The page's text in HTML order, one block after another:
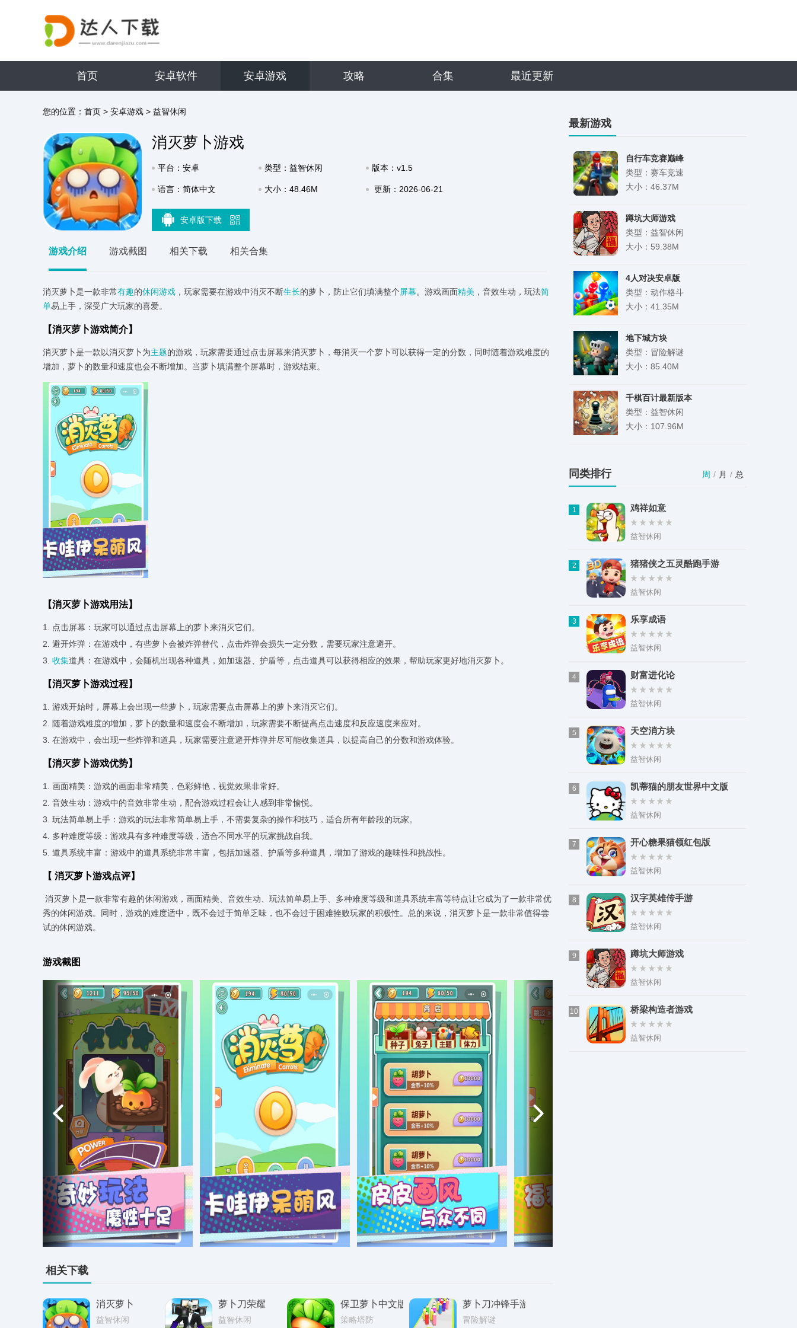
首页 安卓软件 安卓游戏 攻略 合集 最近更新
您的位置： 首页 > 安卓游戏 > 益智休闲
消灭萝卜游戏
平台：安卓 类型：益智休闲 版本：v1.5
语言：简体中文 大小：48.46M 更新：2026-06-21
安卓版下载
游戏介绍 游戏截图 相关下载 相关合集
消灭萝卜是一款非常有趣的休闲游戏 ，玩家需要在游戏中消灭不断生长的萝卜，防止它们填满整个屏幕。游戏画面精美 ，音效生动，玩法简
单易上手，深受广大玩家的喜爱。
【消灭萝卜游戏简介】
消灭萝卜是一款以消灭萝卜为主题的游戏，玩家需要通过点击屏幕来消灭萝卜，每消灭一个萝卜可以获得一定的分数，同时随着游戏难度的
增加，萝卜的数量和速度也会不断增加。当萝卜填满整个屏幕时，游戏结束。
【消灭萝卜游戏用法】
1. 点击屏幕：玩家可以通过点击屏幕上的萝卜来消灭它们。
2. 避开炸弹：在游戏中，有些萝卜会被炸弹替代，点击炸弹会损失一定分数，需要玩家注意避开。
3. 收集道具：在游戏中，会随机出现各种道具，如加速器、护盾等，点击道具可以获得相应的效果，帮助玩家更好地消灭萝卜。
【消灭萝卜游戏过程】
1. 游戏开始时，屏幕上会出现一些萝卜，玩家需要点击屏幕上的萝卜来消灭它们。
2. 随着游戏难度的增加，萝卜的数量和速度会不断增加，玩家需要不断提高点击速度和反应速度来应对。
3. 在游戏中，会出现一些炸弹和道具，玩家需要注意避开炸弹并尽可能收集道具，以提高自己的分数和游戏体验。
【消灭萝卜游戏优势】
1. 画面精美：游戏的画面非常精美，色彩鲜艳，视觉效果非常好。
2. 音效生动：游戏中的音效非常生动，配合游戏过程会让人感到非常愉悦。
3. 玩法简单易上手：游戏的玩法非常简单易上手，不需要复杂的操作和技巧，适合所有年龄段的玩家。
4. 多种难度等级：游戏具有多种难度等级，适合不同水平的玩家挑战自我。
5. 道具系统丰富：游戏中的道具系统非常丰富，包括加速器、护盾等多种道具，增加了游戏的趣味性和挑战性。
【 消灭萝卜游戏点评】
消灭萝卜是一款非常有趣的休闲游戏，画面精美、音效生动、玩法简单易上手、多种难度等级和道具系统丰富等特点让它成为了一款非常优
秀的休闲游戏。同时，游戏的难度适中，既不会过于简单乏味，也不会过于困难挫败玩家的积极性。总的来说，消灭萝卜是一款非常值得尝
试的休闲游戏。
游戏截图
相关下载
消灭萝卜
益智休闲
萝卜刀荣耀
益智休闲
保卫萝卜中文版
策略塔防
萝卜刀冲锋手游
冒险解谜
最新游戏
自行车竞赛巅峰
类型：赛车竞速
大小：46.37M
蹲坑大师游戏
类型：益智休闲
大小：59.38M
4人对决安卓版
类型：动作格斗
大小：41.35M
地下城方块
类型：冒险解谜
大小：85.40M
千棋百计最新版本
类型：益智休闲
大小：107.96M
变形机器人
类型：动作格斗
周 / 月 / 总
同类排行
1 鸡祥如意
益智休闲
2 猪猪侠之五灵酷跑手游
益智休闲
3 乐享成语
益智休闲
4 财富进化论
益智休闲
5 天空消方块
益智休闲
6 凯蒂猫的朋友世界中文版
益智休闲
7 开心糖果猫领红包版
益智休闲
8 汉字英雄传手游
益智休闲
9 蹲坑大师游戏
益智休闲
10 桥梁构造者游戏
益智休闲